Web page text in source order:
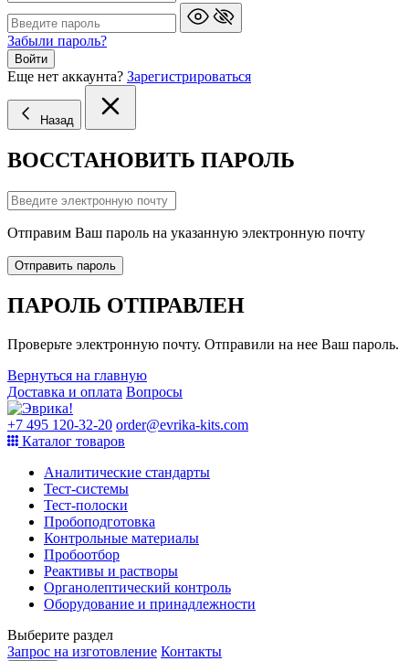
Забыли пароль?
Войти
Еще нет аккаунта? Зарегистрироваться
Назад
ВОССТАНОВИТЬ ПАРОЛЬ
Отправим Ваш пароль на указанную электронную почту
Отправить пароль
ПАРОЛЬ ОТПРАВЛЕН
Проверьте электронную почту. Отправили на нее Ваш пароль.
Вернуться на главную
Доставка и оплата Вопросы
+7 495 120-32-20 order@evrika-kits.com
Каталог товаров
Аналитические стандарты
Тест-системы
Тест-полоски
Пробоподготовка
Контрольные материалы
Пробоотбор
Реактивы и растворы
Органолептический контроль
Оборудование и принадлежности
Выберите раздел
Запрос на изготовление Контакты